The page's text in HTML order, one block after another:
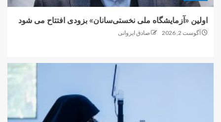
اولین «آزمایشگاه ملی نخستی‌سانان» بزودی افتتاح می شود
آگوست 2, 2026 صادق ایروانی